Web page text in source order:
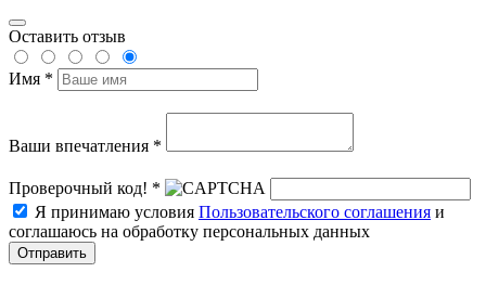
Оставить отзыв
Имя *
Ваши впечатления *
Проверочный код! *
Я принимаю условия Пользовательского соглашения и
соглашаюсь на обработку персональных данных
Отправить